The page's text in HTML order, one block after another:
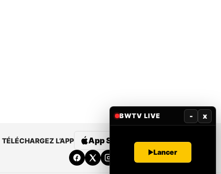
TÉLÉCHARGEZ L’APP App Store Google Play
BWTV LIVE - x
Lancer